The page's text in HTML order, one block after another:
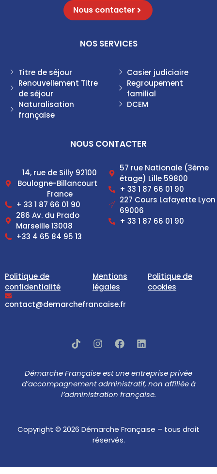
Nous contacter
NOS SERVICES
Titre de séjour
Renouvellement Titre
de séjour
Naturalisation
française
Casier judiciaire
Regroupement
familial
DCEM
NOUS CONTACTER
14, rue de Silly 92100
Boulogne-Billancourt
France
+ 33 1 87 66 01 90
286 Av. du Prado
Marseille 13008
+33 4 65 84 95 13
57 rue Nationale (3ème
étage) Lille 59800
+ 33 1 87 66 01 90
227 Cours Lafayette Lyon
69006
+ 33 1 87 66 01 90
Politique de
confidentialité
Mentions
légales
Politique de
cookies
contact@demarchefrancaise.fr
Démarche Française est une entreprise privée
d’accompagnement administratif, non affiliée à
l’administration française.
Copyright © 2026 Démarche Française – tous droit
réservés.